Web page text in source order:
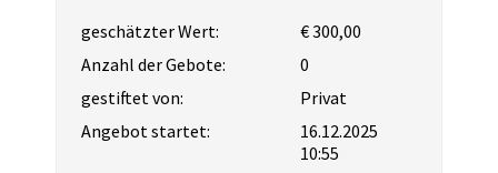
geschätzter Wert:
€ 300,00
Anzahl der Gebote:
0
gestiftet von:
Privat
Angebot startet:
16.12.2025
10:55